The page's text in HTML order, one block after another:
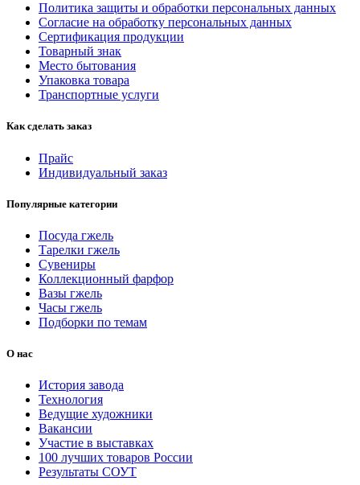
Политика защиты и обработки персональных данных
Согласие на обработку персональных данных
Сертификация продукции
Товарный знак
Место бытования
Упаковка товара
Транспортные услуги
Как сделать заказ
Прайс
Индивидуальный заказ
Популярные категории
Посуда гжель
Тарелки гжель
Сувениры
Коллекционный фарфор
Вазы гжель
Часы гжель
Подборки по темам
О нас
История завода
Технология
Ведущие художники
Вакансии
Участие в выставках
100 лучших товаров России
Результаты СОУТ